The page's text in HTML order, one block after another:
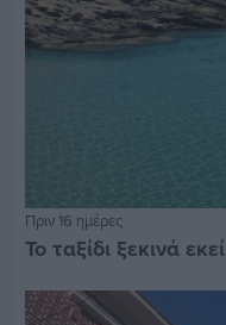
Πριν 16 ημέρες
Το ταξίδι ξεκινά